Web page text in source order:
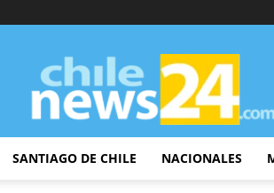
ChileNews24
SANTIAGO DE CHILE NACIONALES